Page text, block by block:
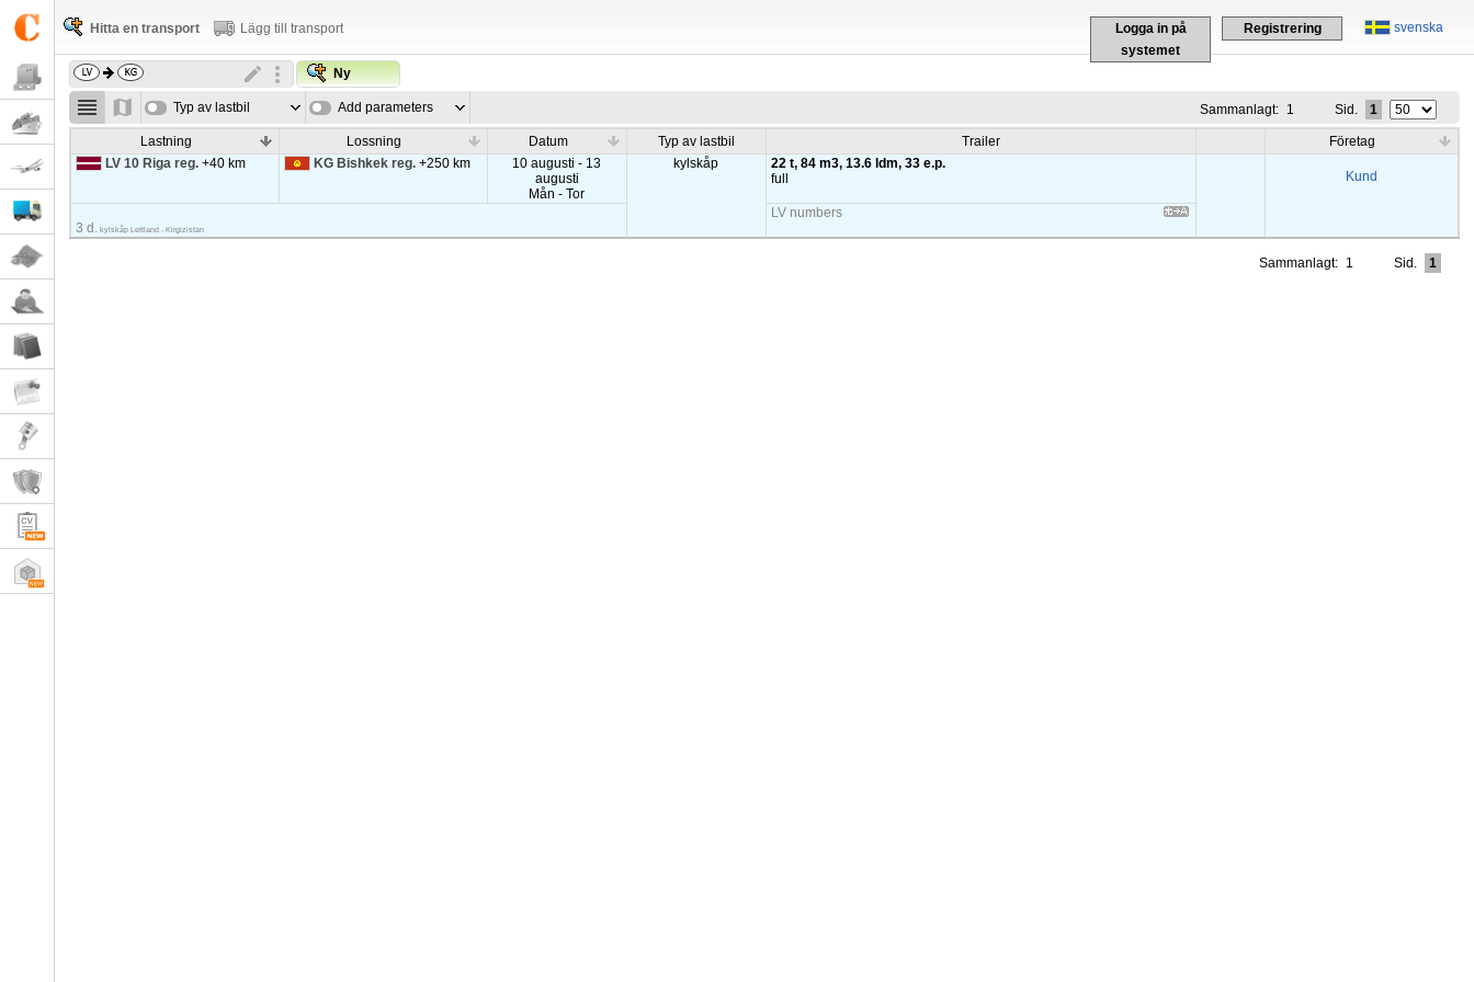
svenska
Logga in på
systemet
Registrering
Hitta en transport Lägg till transport
Ny
Typ av lastbil Add parameters Sammanlagt: 1 Sid. 1
Lastning Lossning Datum Typ av lastbil Trailer
Företag
LV 10 Riga reg. +40 km KG Bishkek reg. +250 km
10 augusti - 13
augusti
Mån - Tor
kylskåp
22 t, 84 m3, 13.6 ldm, 33 e.p.
full
Kund
3 d. kylskåp Lettland - Kirgizistan
LV numbers
Sammanlagt: 1 Sid. 1